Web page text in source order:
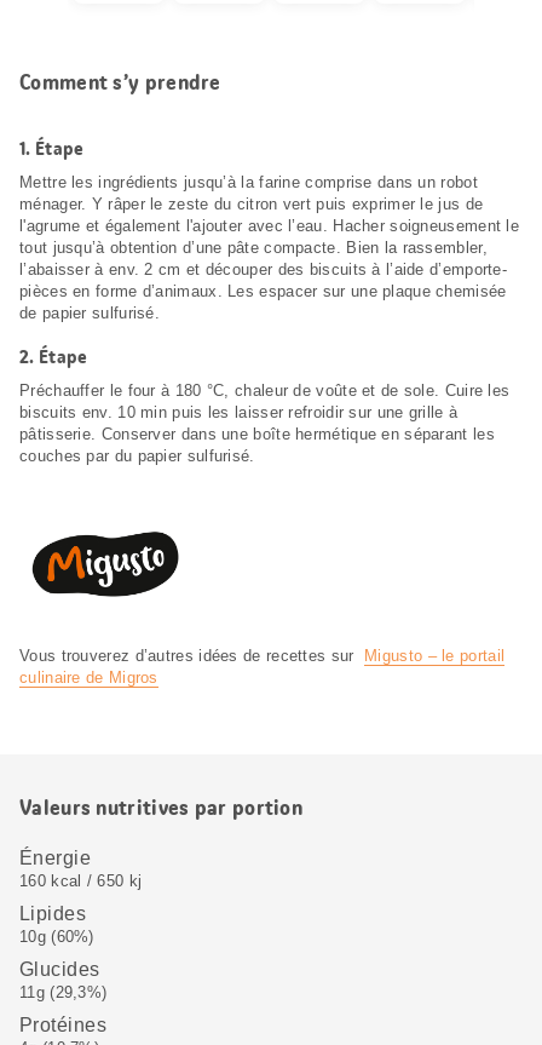
Comment s’y prendre
1. Étape
Mettre les ingrédients jusqu’à la farine comprise dans un robot
ménager. Y râper le zeste du citron vert puis exprimer le jus de
l'agrume et également l'ajouter avec l’eau. Hacher soigneusement le
tout jusqu’à obtention d’une pâte compacte. Bien la rassembler,
l’abaisser à env. 2 cm et découper des biscuits à l’aide d’emporte-
pièces en forme d’animaux. Les espacer sur une plaque chemisée
de papier sulfurisé.
2. Étape
Préchauffer le four à 180 °C, chaleur de voûte et de sole. Cuire les
biscuits env. 10 min puis les laisser refroidir sur une grille à
pâtisserie. Conserver dans une boîte hermétique en séparant les
couches par du papier sulfurisé.
Vous trouverez d’autres idées de recettes sur
Migusto – le portail
culinaire de Migros
Valeurs nutritives par portion
Énergie
160 kcal / 650 kj
Lipides
10g (60%)
Glucides
11g (29,3%)
Protéines